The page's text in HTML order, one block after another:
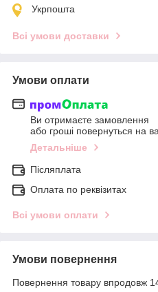
Укрпошта
Всі умови доставки
Умови оплати
Ви отримаєте замовлення
або гроші повернуться на
Детальніше
Післяплата
Оплата по реквізитах
Всі умови оплати
Умови повернення
Повернення товару впродовж